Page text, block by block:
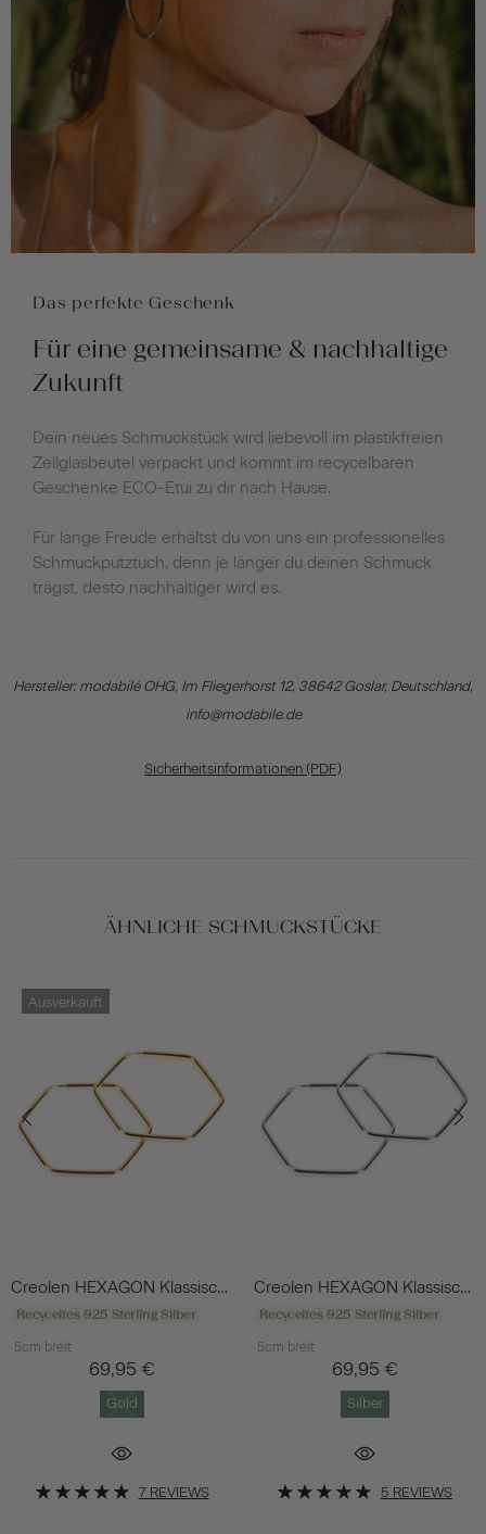
Das perfekte Geschenk
Für eine gemeinsame & nachhaltige
Zukunft
Dein neues Schmuckstück wird liebevoll im plastikfreien
Zellglasbeutel verpackt und kommt im recycelbaren
Geschenke ECO-Etui zu dir nach Hause.
Für lange Freude erhältst du von uns ein professionelles
Schmuckputztuch, denn je länger du deinen Schmuck
trägst, desto nachhaltiger wird es.
Hersteller: modabilé OHG, Im Fliegerhorst 12, 38642 Goslar, Deutschland,
info@modabile.de
Sicherheitsinformationen (PDF)
ÄHNLICHE SCHMUCKSTÜCKE
Ausverkauft
Creolen HEXAGON Klassisch Vergoldet
Recyceltes 925 Sterling Silber
5cm breit
69,95 €
Gold
7 REVIEWS
Creolen HEXAGON Klassisch Silber Rhodiniert
Recyceltes 925 Sterling Silber
5cm breit
69,95 €
Silber
5 REVIEWS